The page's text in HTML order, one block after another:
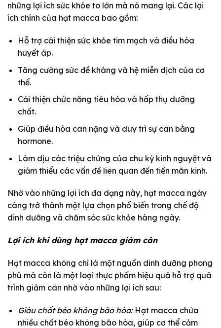
những lợi ích sức khỏe to lớn mà nó mang lại. Các lợi
ích chính của hạt macca bao gồm:
Hỗ trợ cải thiện sức khỏe tim mạch và điều hòa
huyết áp.
Tăng cường sức đề kháng và hệ miễn dịch của cơ
thể.
Cải thiện chức năng tiêu hóa và hấp thụ dưỡng
chất.
Giúp điều hòa cân nặng và duy trì sự cân bằng
hormone.
Làm dịu các triệu chứng của chu kỳ kinh nguyệt và
giảm thiểu các vấn đề liên quan đến tiền mãn kinh.
Nhờ vào những lợi ích đa dạng này, hạt macca ngày
càng trở thành một lựa chọn phổ biến trong chế độ
dinh dưỡng và chăm sóc sức khỏe hàng ngày.
Lợi ích khi dùng hạt macca giảm cân
Hạt macca không chỉ là một nguồn dinh dưỡng phong
phú mà còn là một loại thực phẩm hiệu quả hỗ trợ quá
trình giảm cân nhờ vào những lợi ích sau:
Giàu chất béo không bão hòa:Hạt macca chứa
nhiều chất béo không bão hòa, giúp cơ thể cảm